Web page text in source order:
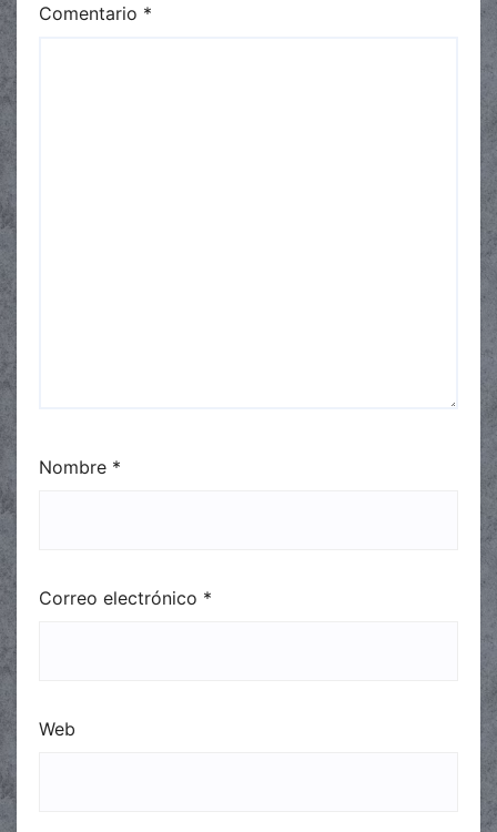
Comentario *
Nombre *
Correo electrónico *
Web